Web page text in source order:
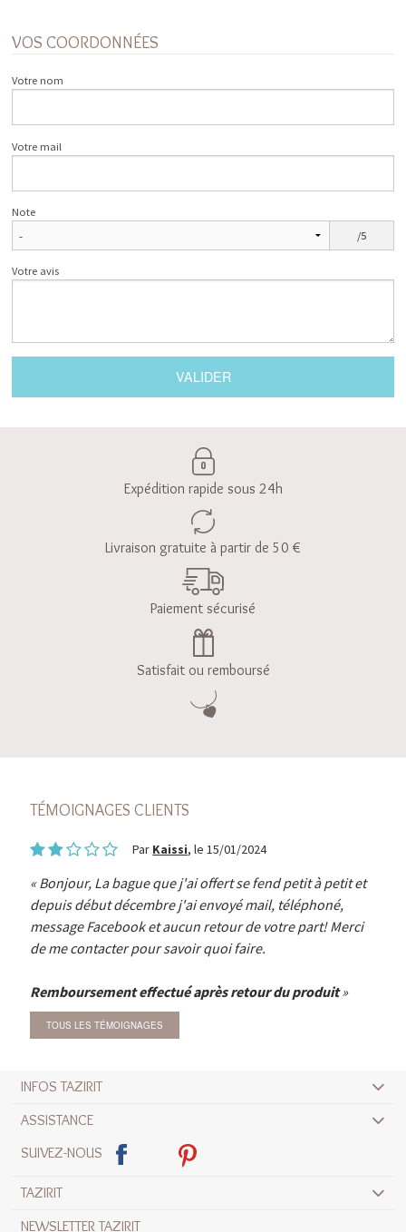
VOS COORDONNÉES
Votre nom
Votre mail
Note
/5
Votre avis
Expédition rapide sous 24h
Livraison gratuite à partir de 50 €
Paiement sécurisé
Satisfait ou remboursé
TÉMOIGNAGES CLIENTS
Par Kaissi, le 15/01/2024
Bonjour, La bague que j'ai offert se fend petit à petit et
depuis début décembre j'ai envoyé mail, téléphoné,
message Facebook et aucun retour de votre part! Merci
de me contacter pour savoir quoi faire.
Remboursement effectué après retour du produit
TOUS LES TÉMOIGNAGES
INFOS TAZIRIT
ASSISTANCE
SUIVEZ-NOUS
TAZIRIT
NEWSLETTER TAZIRIT